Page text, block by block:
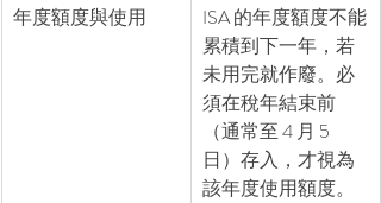
年度額度與使用
ISA 的年度額度不能
累積到下一年，若
未用完就作廢。必
須在稅年結束前
（通常至 4 月 5
日）存入，才視為
該年度使用額度。